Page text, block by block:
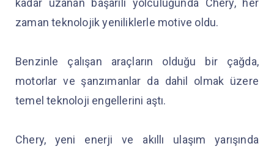
kadar uzanan başarılı yolculuğunda Chery, her
zaman teknolojik yeniliklerle motive oldu.
Benzinle çalışan araçların olduğu bir çağda,
motorlar ve şanzımanlar da dahil olmak üzere
temel teknoloji engellerini aştı.
Chery, yeni enerji ve akıllı ulaşım yarışında